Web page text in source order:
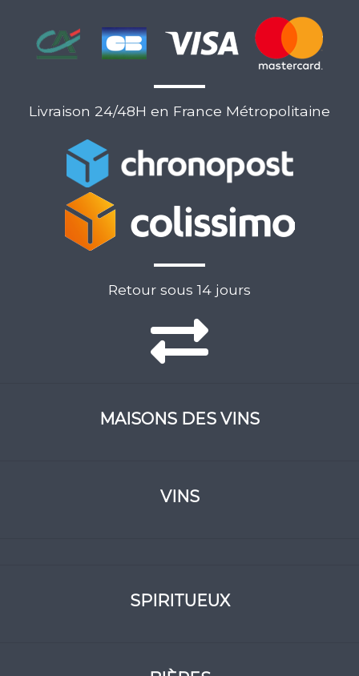
Livraison 24/48H en France Métropolitaine
Retour sous 14 jours
MAISONS DES VINS
VINS
SPIRITUEUX